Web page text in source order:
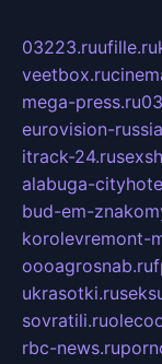
03223.ruufille.ru
veetbox.ru
mega-press.ru
eurovision-
itrack-24.ru
alabuga-
bud-em-
korolevremont-
oooagrosnab.ru
ukrasotki.ru
sovratili.ru
rbc-news.ru